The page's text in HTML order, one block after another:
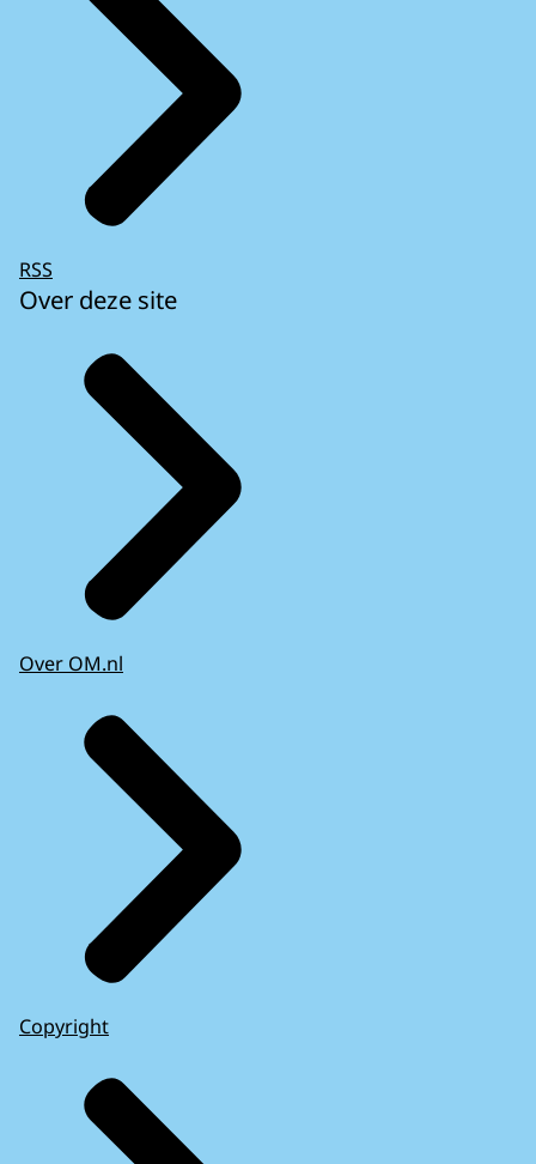
RSS
Over deze site
Over OM.nl
Copyright